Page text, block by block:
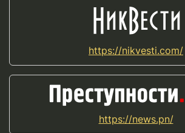
https://nikvesti.com/
https://news.pn/